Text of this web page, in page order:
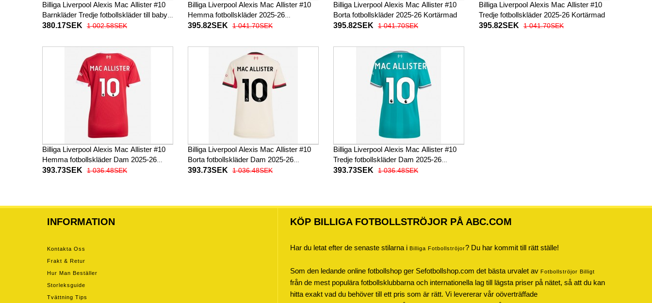
Billiga Liverpool Alexis Mac Allister #10
Barnkläder Tredje fotbollskläder till baby
2025-26 Kortärmad (+ Korta byxor)
380.17SEK 1 002.58SEK
Billiga Liverpool Alexis Mac Allister #10
Hemma fotbollskläder 2025-26
Kortärmad
395.82SEK 1 041.70SEK
Billiga Liverpool Alexis Mac Allister #10
Borta fotbollskläder 2025-26 Kortärmad
395.82SEK
1 041.70SEK
Billiga Liverpool Alexis Mac Allister #10
Tredje fotbollskläder 2025-26 Kortärmad
395.82SEK
1 041.70SEK
Billiga Liverpool Alexis Mac Allister #10
Hemma fotbollskläder Dam 2025-26
Kortärmad
393.73SEK 1 036.48SEK
Billiga Liverpool Alexis Mac Allister #10
Borta fotbollskläder Dam 2025-26
Kortärmad
393.73SEK 1 036.48SEK
Billiga Liverpool Alexis Mac Allister #10
Tredje fotbollskläder Dam 2025-26
Kortärmad
393.73SEK 1 036.48SEK
INFORMATION
Kontakta Oss
Frakt & Retur
Hur Man Beställer
Storleksguide
Tvättning Tips
KÖP BILLIGA FOTBOLLSTRÖJOR PÅ ABC.COM
Har du letat efter de senaste stilarna i Billiga Fotbollströjor? Du har kommit till rätt ställe!
Som den ledande online fotbollshop ger Sefotbollshop.com det bästa urvalet av Fotbollströjor Billigt
från de mest populära fotbollsklubbarna och internationella lag till lägsta priser på nätet, så att du kan
hitta exakt vad du behöver till ett pris som är rätt. Vi levererar vår oöverträffade